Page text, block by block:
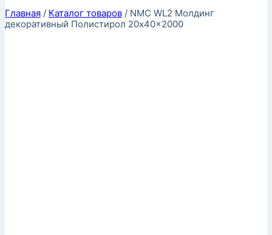
Главная / Каталог товаров / NMC WL2 Молдинг
декоративный Полистирол 20x40x2000